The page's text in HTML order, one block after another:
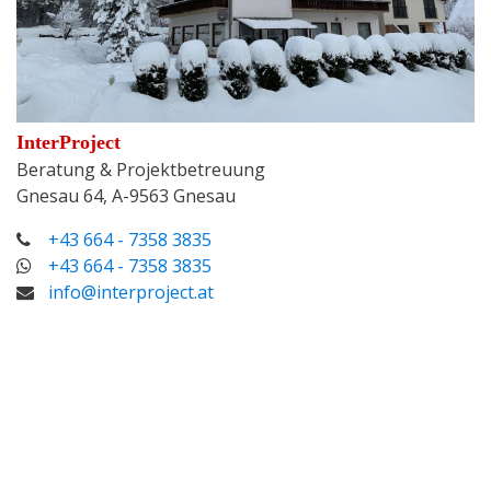
InterProject
Beratung & Projektbetreuung
Gnesau 64, A-9563 Gnesau
+43 664 - 7358 3835
+43 664 - 7358 3835
info@interproject.at